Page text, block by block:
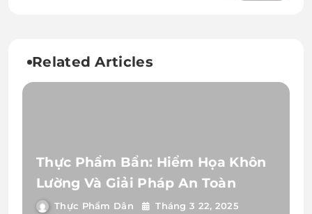
Related Articles
Thực Phẩm Bẩn: Hiểm Họa Khôn
Lường Và Giải Pháp An Toàn
Thực Phẩm Dân
Tháng 3 22, 2025